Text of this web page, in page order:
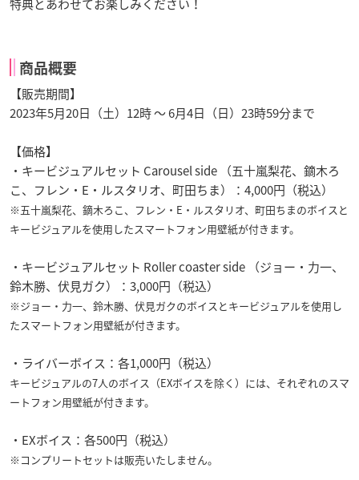
特典とあわせてお楽しみください！
商品概要
【販売期間】
2023年5月20日（土）12時 ～ 6月4日（日）23時59分まで
【価格】
・キービジュアルセット Carousel side （五十嵐梨花、鏑木ろ
こ、フレン・E・ルスタリオ、町田ちま）：4,000円（税込）
※五十嵐梨花、鏑木ろこ、フレン・E・ルスタリオ、町田ちまのボイスと
キービジュアルを使用したスマートフォン用壁紙が付きます。
・キービジュアルセット Roller coaster side （ジョー・力一、
鈴木勝、伏見ガク）：3,000円（税込）
※ジョー・力一、鈴木勝、伏見ガクのボイスとキービジュアルを使用し
たスマートフォン用壁紙が付きます。
・ライバーボイス：各1,000円（税込）
キービジュアルの7人のボイス（EXボイスを除く）には、それぞれのスマ
ートフォン用壁紙が付きます。
・EXボイス：各500円（税込）
※コンプリートセットは販売いたしません。